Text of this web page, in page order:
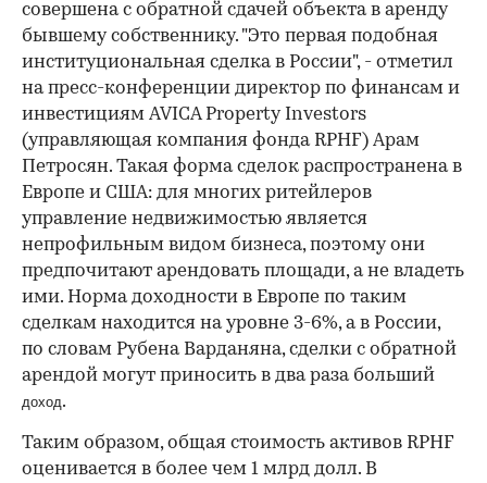
совершена с обратной сдачей объекта в аренду
бывшему собственнику. "Это первая подобная
институциональная сделка в России", - отметил
на пресс-конференции директор по финансам и
инвестициям AVICA Property Investors
(управляющая компания фонда RPHF) Арам
Петросян. Такая форма сделок распространена в
Европе и США: для многих ритейлеров
управление недвижимостью является
непрофильным видом бизнеса, поэтому они
предпочитают арендовать площади, а не владеть
ими. Норма доходности в Европе по таким
сделкам находится на уровне 3-6%, а в России,
по словам Рубена Варданяна, сделки с обратной
арендой могут приносить в два раза больший
доход.
Таким образом, общая стоимость активов RPHF
оценивается в более чем 1 млрд долл. В